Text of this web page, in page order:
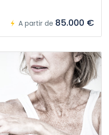
A partir de 85.000 €